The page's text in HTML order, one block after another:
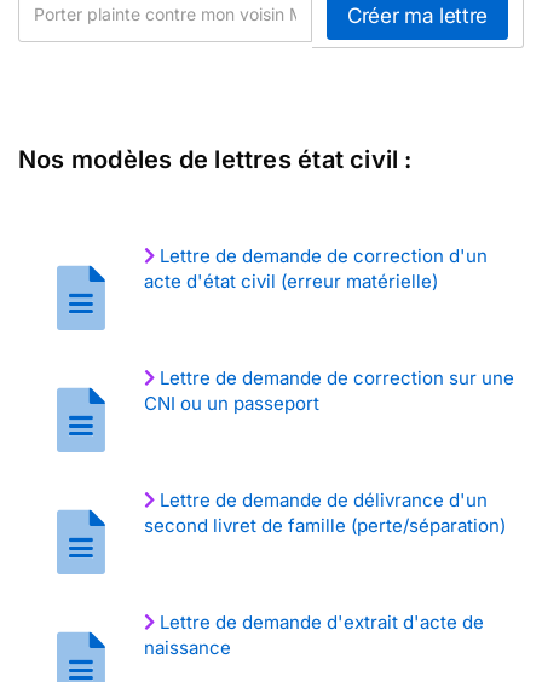
Nos modèles de lettres état civil :
Lettre de demande de correction d'un
acte d'état civil (erreur matérielle)
Lettre de demande de correction sur une
CNI ou un passeport
Lettre de demande de délivrance d'un
second livret de famille (perte/séparation)
Lettre de demande d'extrait d'acte de
naissance